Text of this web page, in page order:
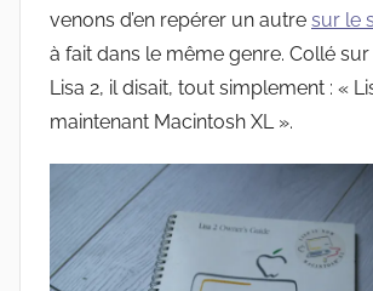
venons d’en repérer un autre sur le
à fait dans le même genre. Collé
Lisa 2, il disait, tout simplement : «
maintenant Macintosh XL ».